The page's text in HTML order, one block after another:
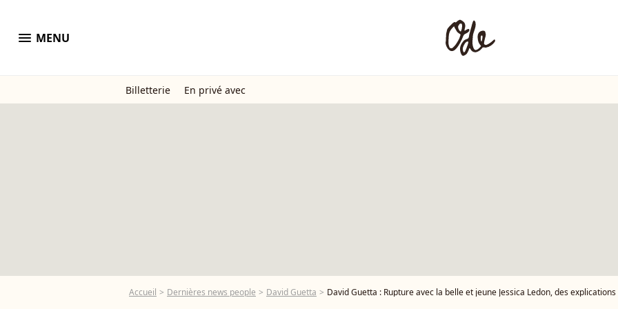
menu MENU
Billetterie En privé avec
Accueil Dernières news people David Guetta David Guetta : Rupture avec la belle et jeune Jessica Ledon, des